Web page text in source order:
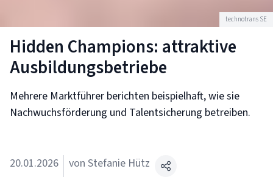
technotrans SE
Hidden Champions: attraktive
Ausbildungsbetriebe
Mehrere Marktführer berichten beispielhaft, wie sie
Nachwuchsförderung und Talentsicherung betreiben.
20.01.2026 von Stefanie Hütz